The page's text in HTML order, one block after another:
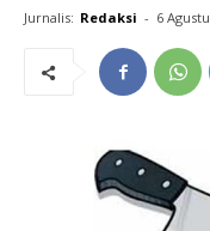
Jurnalis: Redaksi - 6